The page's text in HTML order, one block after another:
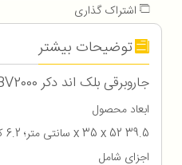
اشتراک گذاری
توضیحات بیشتر
جاروبرقی بلک اند دکر BV2000
ابعاد محصول
39.5 x 35 x 52 سانتی متر؛ 6.2 کیلوگرم
اجزای شامل